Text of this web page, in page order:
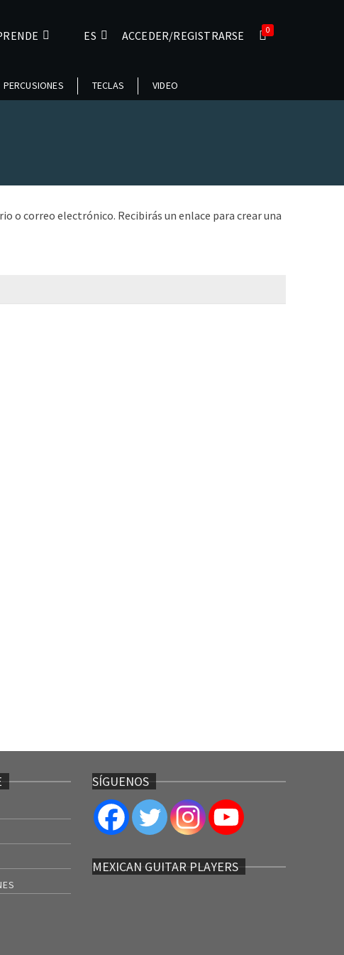
ES ACCEDER/REGISTRARSE 0
PERCUSIONES TECLAS VIDEO
o correo electrónico. Recibirás un enlace para crear una
SÍGUENOS
MEXICAN GUITAR PLAYERS